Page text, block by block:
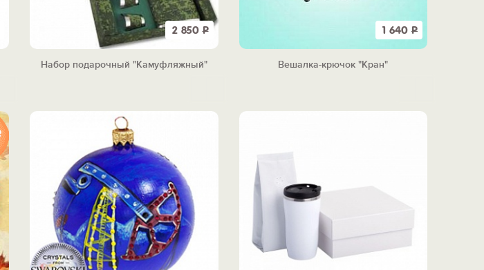
2 850Р
Набор подарочный "Камуфляжный"
1 640 Р
Вешалка-крючок "Кран"